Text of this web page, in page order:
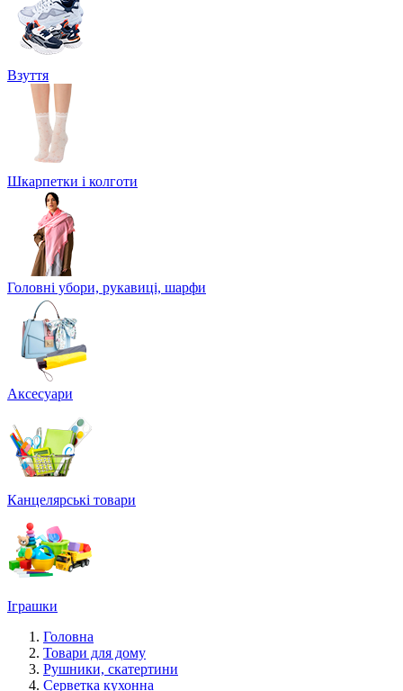
Взуття
Шкарпетки і колготи
Головні убори, рукавиці, шарфи
Аксесуари
Канцелярські товари
Іграшки
Головна
Товари для дому
Рушники, скатертини
Серветка кухонна